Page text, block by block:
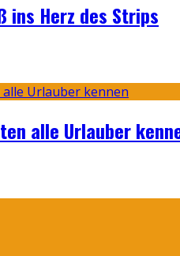
ins Herz des Strips
alle Urlauber